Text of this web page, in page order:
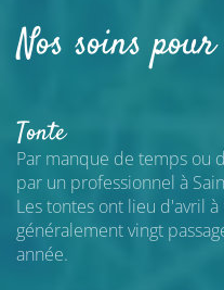
Nos soins
Tonte
Par manque de temps ou
par un professionnel à
Les tontes ont lieu d'avril
généralement vingt
année.